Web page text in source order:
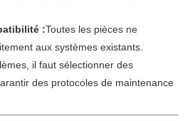
:Toutes les pièces ne
aux systèmes existants.
il faut sélectionner des
des protocoles de maintenance